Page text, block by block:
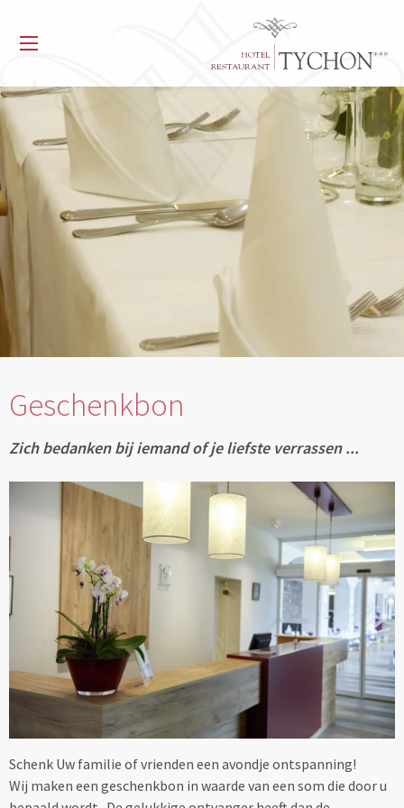
Geschenkbon
Zich bedanken bij iemand of je liefste verrassen ...
Schenk Uw familie of vrienden een avondje ontspanning!
Wij maken een geschenkbon in waarde van een som die door u